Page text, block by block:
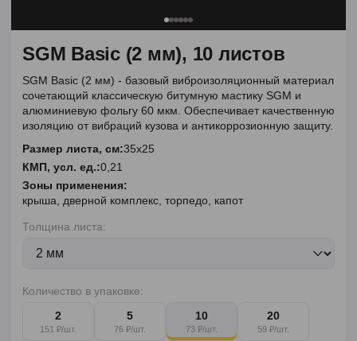
SGM Basic (2 мм), 10 листов
SGM Basic (2 мм) - базовый виброизоляционный материал
сочетающий классическую битумную мастику SGM и
алюминиевую фольгу 60 мкм. Обеспечивает качественную
изоляцию от вибраций кузова и антикоррозионную защиту.
Размер листа, см:35х25
КМП, усл. ед.:0,21
Зоны применения:
крыша, дверной комплекс, торпедо, капот
Толщина листа:
Количество в упаковке:
2
151 ₽/шт.
5
76 ₽/шт.
10
73 ₽/шт.
20
59 ₽/шт.